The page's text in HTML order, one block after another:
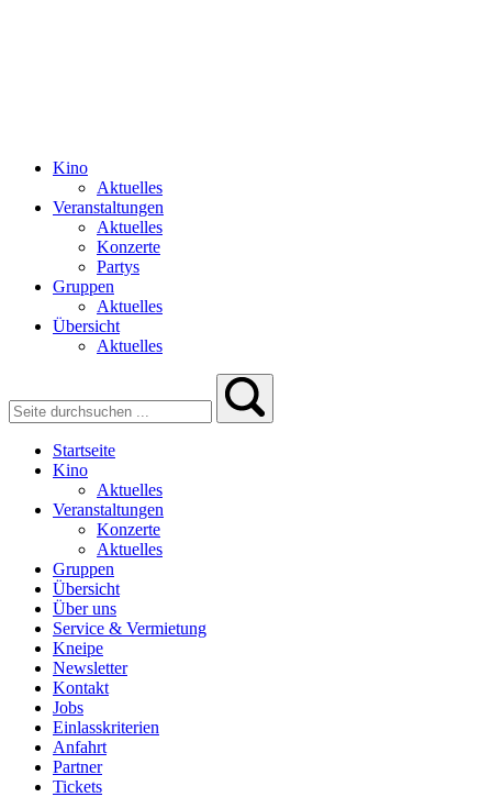
Kino
Aktuelles
Veranstaltungen
Aktuelles
Konzerte
Partys
Gruppen
Aktuelles
Übersicht
Aktuelles
Startseite
Kino
Aktuelles
Veranstaltungen
Konzerte
Aktuelles
Gruppen
Übersicht
Über uns
Service & Vermietung
Kneipe
Newsletter
Kontakt
Jobs
Einlasskriterien
Anfahrt
Partner
Tickets